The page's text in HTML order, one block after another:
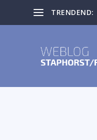
TRENDEND: